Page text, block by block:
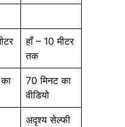
हाँ – 10 मीटर
तक
70 मिनट का
वीडियो
अदृश्य सेल्फी